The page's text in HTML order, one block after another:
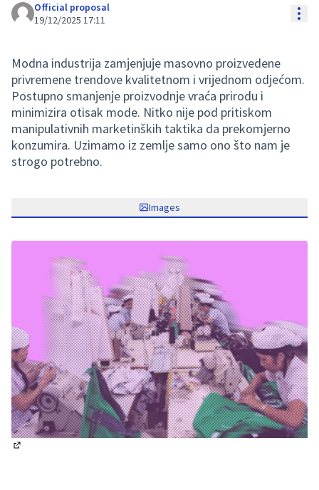
Official proposal
19/12/2025 17:11
Modna industrija zamjenjuje masovno proizvedene
privremene trendove kvalitetnom i vrijednom odjećom.
Postupno smanjenje proizvodnje vraća prirodu i
minimizira otisak mode. Nitko nije pod pritiskom
manipulativnih marketinških taktika da prekomjerno
konzumira. Uzimamo iz zemlje samo ono što nam je
strogo potrebno.
Images